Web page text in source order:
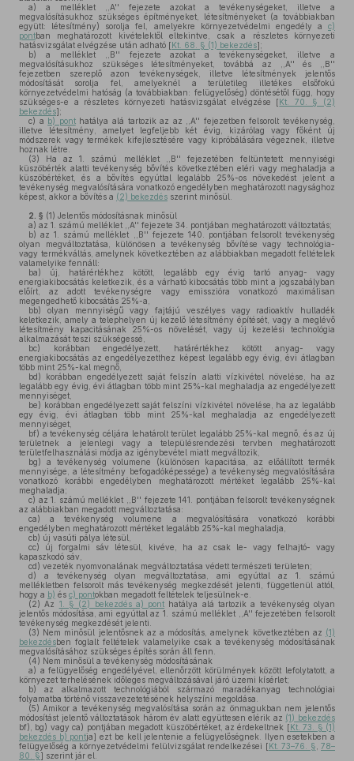
a) a melléklet ,,A'' fejezete azokat a tevékenységeket, illetve a
megvalósításukhoz szükséges építményeket, létesítményeket (a továbbiakban
együtt: létesítmény) sorolja fel, amelyekre környezetvédelmi engedély a c)
pontban meghatározott kivételektől eltekintve, csak a részletes környezeti
hatásvizsgálat elvégzése után adható [Kt. 68. § (1) bekezdés];
b) a melléklet ,,B'' fejezete azokat a tevékenységeket, illetve a
megvalósításukhoz szükséges létesítményeket, továbbá az ,,A'' és ,,B''
fejezetben szereplő azon tevékenységek, illetve létesítmények jelentős
módosítását sorolja fel, amelyeknél a területileg illetékes elsőfokú
környezetvédelmi hatóság (a továbbiakban: felügyelőség) döntésétől függ, hogy
szükséges-e a részletes környezeti hatásvizsgálat elvégzése [Kt. 70. § (2)
bekezdés];
c) a b) ponthatálya alá tartozik az az ,,A'' fejezetben felsorolt tevékenység,
illetve létesítmény, amelyet legfeljebb két évig, kizárólag vagy főként új
módszerek vagy termékek kifejlesztésére vagy kipróbálására végeznek, illetve
hoznak létre.
(3) Ha az 1. számú melléklet ,,B'' fejezetében feltüntetett mennyiségi
küszöbérték alatti tevékenység bővítés következtében eléri vagy meghaladja a
küszöbértéket, és a bővítés egyúttal legalább 25%-os növekedést jelent a
tevékenység megvalósítására vonatkozó engedélyben meghatározott nagysághoz
képest, akkor a bővítés a (2) bekezdés szerint minősül.
2. § (1) Jelentős módosításnak minősül
a) az 1. számú melléklet ,,A'' fejezete 34. pontjában meghatározott változtatás;
b) az 1. számú melléklet ,,B'' fejezete 140. pontjában felsorolt tevékenység
olyan megváltoztatása, különösen a tevékenység bővítése vagy technológia-
vagy termékváltás, amelynek következtében az alábbiakban megadott feltételek
valamelyike fennáll:
ba) új, határértékhez kötött, legalább egy évig tartó anyag- vagy
energiakibocsátás keletkezik, és a várható kibocsátás több mint a jogszabályban
előírt, az adott tevékenységre vagy emisszióra vonatkozó maximálisan
megengedhető kibocsátás 25%-a,
bb) olyan mennyiségű vagy fajtájú veszélyes vagy radioaktív hulladék
keletkezik, amely a telephelyen új kezelő létesítmény építését, vagy a meglévő
létesítmény kapacitásának 25%-os növelését, vagy új kezelési technológia
alkalmazását teszi szükségessé,
bc) korábban engedélyezett, határértékhez kötött anyag- vagy
energiakibocsátás az engedélyezetthez képest legalább egy évig, évi átlagban
több mint 25%-kal megnő,
bd) korábban engedélyezett saját felszín alatti vízkivétel növelése, ha az
legalább egy évig, évi átlagban több mint 25%-kal meghaladja az engedélyezett
mennyiséget,
be) korábban engedélyezett saját felszíni vízkivétel növelése, ha az legalább
egy évig, évi átlagban több mint 25%-kal meghaladja az engedélyezett
mennyiséget,
bf) a tevékenység céljára lehatárolt terület legalább 25%-kal megnő, és az új
területnek a jelenlegi vagy a településrendezési tervben meghatározott
területfelhasználási módja az igénybevétel miatt megváltozik,
bg) a tevékenység volumene (különösen kapacitása, az előállított termék
mennyisége, a létesítmény befogadóképessége) a tevékenység megvalósítására
vonatkozó korábbi engedélyben meghatározott mértéket legalább 25%-kal
meghaladja;
c) az 1. számú melléklet ,,B'' fejezete 141. pontjában felsorolt tevékenységnek
az alábbiakban megadott megváltoztatása:
ca) a tevékenység volumene a megvalósítására vonatkozó korábbi
engedélyben meghatározott mértéket legalább 25%-kal meghaladja,
cb) új vasúti pálya létesül,
cc) új forgalmi sáv létesül, kivéve, ha az csak le- vagy felhajtó- vagy
kapaszkodó sáv,
cd) vezeték nyomvonalának megváltoztatása védett természeti területen;
d) a tevékenység olyan megváltoztatása, ami egyúttal az 1. számú
mellékletben felsorolt más tevékenység megkezdését jelenti, függetlenül attól,
hogy a b) és c) pontokban megadott feltételek teljesülnek-e.
(2) Az 1. § (2) bekezdés a) pont hatálya alá tartozik a tevékenység olyan
jelentős módosítása, ami egyúttal az 1. számú melléklet ,,A'' fejezetében felsorolt
tevékenység megkezdését jelenti.
(3) Nem minősül jelentősnek az a módosítás, amelynek következtében az (1)
bekezdésben foglalt feltételek valamelyike csak a tevékenység módosításának
megvalósításához szükséges építés során áll fenn.
(4) Nem minősül a tevékenység módosításának
a) a felügyelőség engedélyével, ellenőrzött körülmények között lefolytatott, a
környezet terhelésének időleges megváltozásával járó üzemi kísérlet;
b) az alkalmazott technológiából származó maradékanyag technológiai
folyamatba történő visszavezetetésének helyszíni megoldása.
(5) Amikor a tevékenység megvalósítása során az önmagukban nem jelentős
módosítást jelentő változtatások három év alatt együttesen elérik az (1) bekezdés
bf), bg) vagy ca) pontjában megadott küszöbértéket, az érdekeltnek [Kt. 73. § (1)
bekezdés b) pontja] ezt be kell jelentenie a felügyelőségnek. Ilyen esetekben a
felügyelőség a környezetvédelmi felülvizsgálat rendelkezései [Kt. 73–76. § 78–
80. §] szerint jár el.